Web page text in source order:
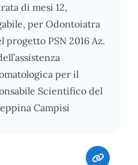
di mesi 12,
per Odontoiatra
progetto PSN 2016 Az.
per il
Scientifico del
Campisi